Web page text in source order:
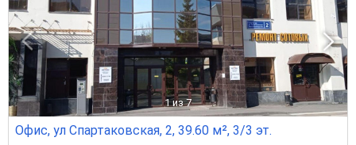
1 из 7
Офис, ул Спартаковская, 2, 39.60 м², 3/3 эт.